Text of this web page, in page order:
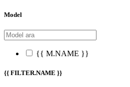
Model
{{ M.NAME }}
{{ FILTER.NAME }}